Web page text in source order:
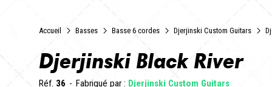
Accueil Basses Basse 6 cordes Djerjinski Custom Guitars
Djerjinski Black River
Réf. 36 Fabriqué par : Djerjinski Custom Guitars